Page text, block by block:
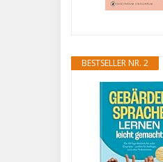
BESTSELLER NR. 2